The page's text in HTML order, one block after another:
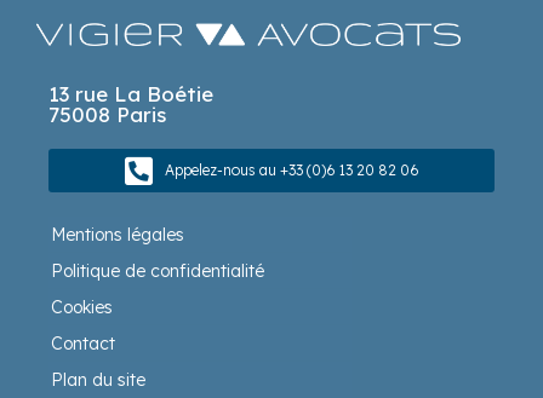
13 rue La Boétie
75008 Paris
Appelez-nous au +33 (0)6 13 20 82 06
Mentions légales
Politique de confidentialité
Cookies
Contact
Plan du site